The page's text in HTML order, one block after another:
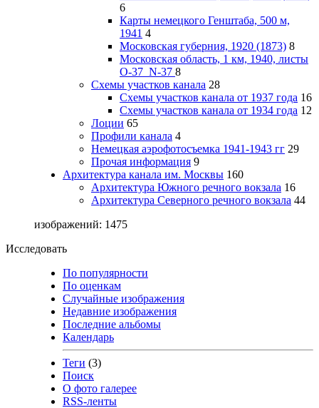
6
Карты немецкого Генштаба, 500 м,
1941 4
Московская губерния, 1920 (1873) 8
Московская область, 1 км, 1940, листы
О-37_N-37 8
Схемы участков канала 28
Схемы участков канала от 1937 года 16
Схемы участков канала от 1934 года 12
Лоции 65
Профили канала 4
Немецкая аэрофотосъемка 1941-1943 гг 29
Прочая информация 9
Архитектура канала им. Москвы 160
Архитектура Южного речного вокзала 16
Архитектура Северного речного вокзала 44
изображений: 1475
Исследовать
По популярности
По оценкам
Случайные изображения
Недавние изображения
Последние альбомы
Календарь
Теги (3)
Поиск
О фото галерее
RSS-ленты